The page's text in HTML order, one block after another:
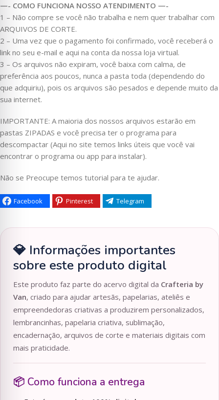
—- COMO FUNCIONA NOSSO ATENDIMENTO —-
1 – Não compre se você não trabalha e nem quer trabalhar com
ARQUIVOS DE CORTE.
2 – Uma vez que o pagamento foi confirmado, você receberá o
link no seu e-mail e aqui na conta da nossa loja virtual.
3 – Os arquivos não expiram, você baixa com calma, de
preferência aos poucos, nunca a pasta toda (dependendo do
que adquiriu), pois os arquivos são pesados e depende muito da
sua internet.
IMPORTANTE: A maioria dos nossos arquivos estarão em
pastas ZIPADAS e você precisa ter o programa para
descompactar (Aqui no site temos links úteis que você vai
encontrar o programa ou app para instalar).
Não se Preocupe temos tutorial para te ajudar.
Facebook Pinterest Telegram
💎 Informações importantes
sobre este produto digital
Este produto faz parte do acervo digital da Crafteria by
Van, criado para ajudar artesãs, papelarias, ateliês e
empreendedoras criativas a produzirem personalizados,
lembrancinhas, papelaria criativa, sublimação,
encadernação, arquivos de corte e materiais digitais com
mais praticidade.
📦 Como funciona a entrega